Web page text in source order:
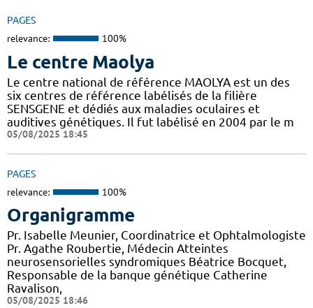
PAGES
relevance: 100%
Le centre Maolya
Le centre national de référence MAOLYA est un des
six centres de référence labélisés de la filière
SENSGENE et dédiés aux maladies oculaires et
auditives génétiques. Il fut labélisé en 2004 par le m
05/08/2025 18:45
PAGES
relevance: 100%
Organigramme
Pr. Isabelle Meunier, Coordinatrice et Ophtalmologiste
Pr. Agathe Roubertie, Médecin Atteintes
neurosensorielles syndromiques Béatrice Bocquet,
Responsable de la banque génétique Catherine
Ravalison,
05/08/2025 18:46